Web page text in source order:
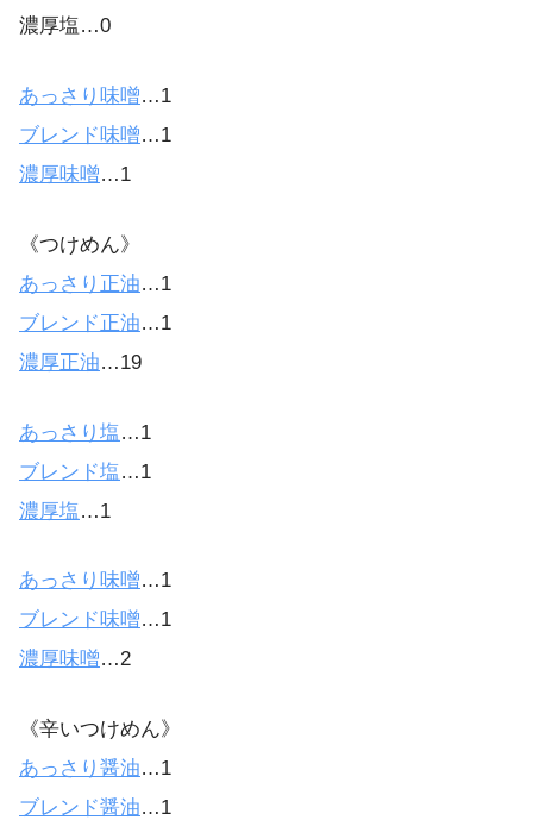
濃厚塩…0
あっさり味噌…1
ブレンド味噌…1
濃厚味噌…1
《つけめん》
あっさり正油…1
ブレンド正油…1
濃厚正油…19
あっさり塩…1
ブレンド塩…1
濃厚塩…1
あっさり味噌…1
ブレンド味噌…1
濃厚味噌…2
《辛いつけめん》
あっさり醤油…1
ブレンド醤油…1